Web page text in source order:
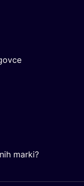
marki?